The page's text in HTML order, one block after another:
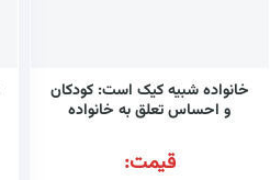
خانواده شبیه کیک است: کودکان
و احساس تعلق به خانواده
قیمت: